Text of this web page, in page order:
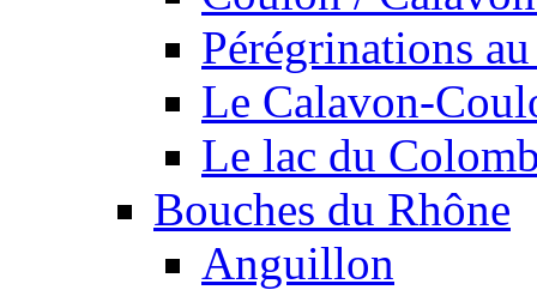
Pérégrinations
Le Calavon-
Le lac du
Bouches du Rhône
Anguillon